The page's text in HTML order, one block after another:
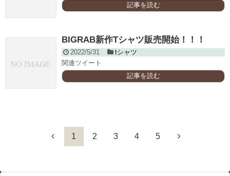
記事を読む
BIGRAB新作Tシャツ販売開始！！！
2022/5/31
tシャツ
関連ツイート
記事を読む
1 2 3 4 5